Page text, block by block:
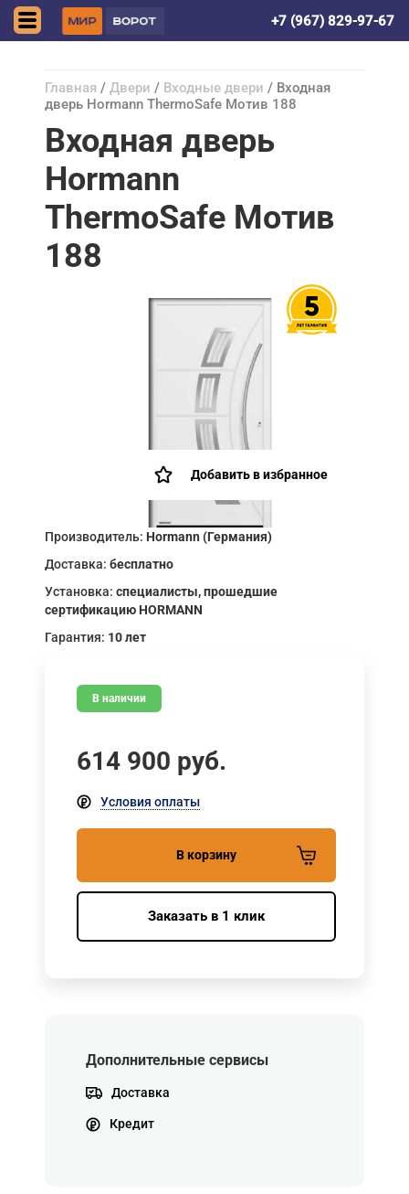
+7 (967) 829-97-67
Главная / Двери / Входные двери / Входная
дверь Hormann ThermoSafe Мотив 188
Входная дверь
Hormann
ThermoSafe Мотив
188
Добавить в избранное
Производитель: Hormann (Германия)
Доставка: бесплатно
Установка: специалисты, прошедшие
сертификацию HORMANN
Гарантия: 10 лет
В наличии
614 900 руб.
Условия оплаты
В корзину
Заказать в 1 клик
Дополнительные сервисы
Доставка
Кредит